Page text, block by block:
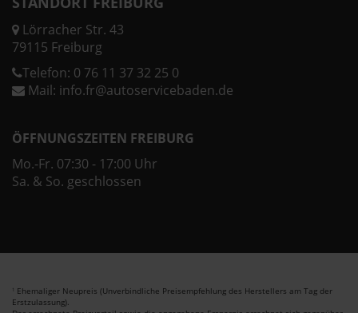
Lörracher Str. 43
79115 Freiburg
Telefon: 0 76 11 37 32 25 0
Mail: info.fr@autoservicebaden.de
ÖFFNUNGSZEITEN FREIBURG
Mo.-Fr. 07:30 - 17:00 Uhr
Sa. & So. geschlossen
1 Ehemaliger Neupreis (Unverbindliche Preisempfehlung des Herstellers am Tag der
Erstzulassung).